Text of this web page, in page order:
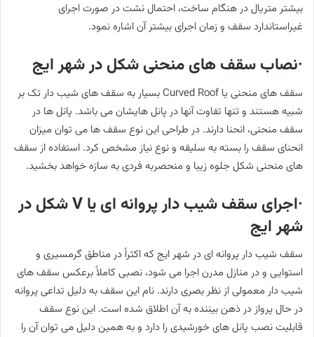
بیشتر متریال در هنگام ساخت، احتمال نشت در صورت اجرای
غیراستاندارد سقف و زمان اجرای بیشتر آن اشاره نمود.
·نصاب سقف های منحنی شکل در شهر ایج
سقف های منحنی یا Curved Roof بسیار به سقف های شیب دار تک بر
شبیه هستند و تنها تفاوت آنها در پانل هایشان می باشد. پانل ها در
سقف منحنی، انحنا دارند. در طراحی این نوع سقف ها می توان میزان
انحنای سقف را بسته به سلیقه و نوع نیاز مشخص کرد. استفاده از سقف
های منحنی شکل جلوه زیبا و منحصربه فردی به سازه خواهد بخشید.
·اجرای سقف شیب دار پروانه ای یا V شکل در
شهر ایج
سقف شیب دار پروانه ای در شهر ایج که اکثراً در مناطق گرمسیری و
استوایی و در منازل مدرن اجرا می شود، نصبی کاملاً برعکس سقف های
شیب دار معمولی از نظر بصری دارند. نام این سقف به دلیل تداعی پروانه
در حال پرواز در ذهن بیننده به آن اطلاق شده است. این نوع سقف
قابلیت نصب پانل های خورشیدی را دارد و به همین دلیل می توان آن را